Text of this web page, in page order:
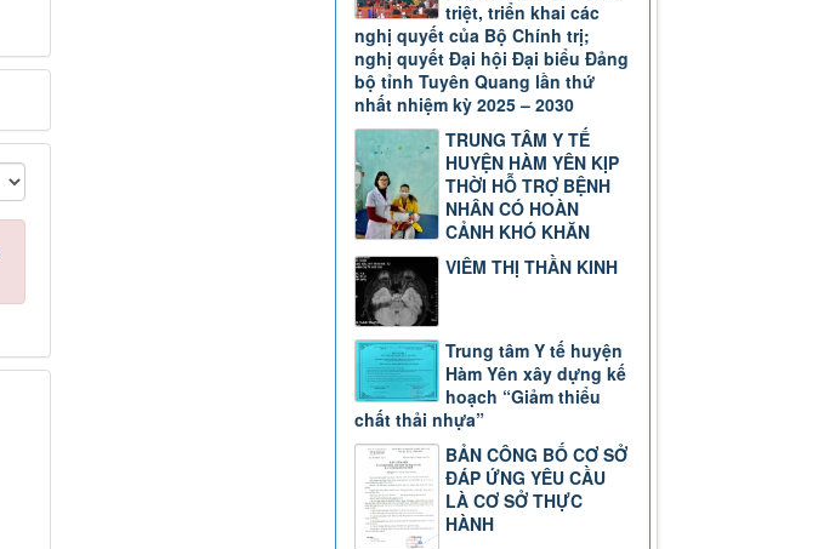
triệt, triển khai các
nghị quyết của Bộ Chính trị;
nghị quyết Đại hội Đại biểu Đảng
bộ tỉnh Tuyên Quang lần thứ
nhất nhiệm kỳ 2025 – 2030
TRUNG TÂM Y TẾ
HUYỆN HÀM YÊN KỊP
THỜI HỖ TRỢ BỆNH
NHÂN CÓ HOÀN
CẢNH KHÓ KHĂN
VIÊM THỊ THẦN KINH
Trung tâm Y tế huyện
Hàm Yên xây dựng kế
hoạch “Giảm thiểu
chất thải nhựa”
BẢN CÔNG BỐ CƠ SỞ
ĐÁP ỨNG YÊU CẦU
LÀ CƠ SỞ THỰC
HÀNH